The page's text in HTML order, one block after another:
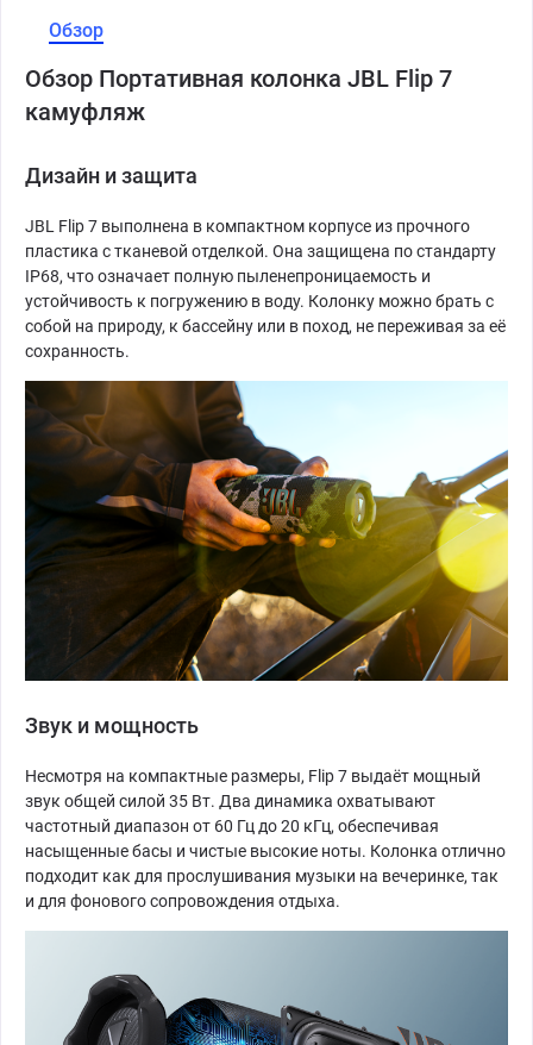
Обзор
Обзор Портативная колонка JBL Flip 7
камуфляж
Дизайн и защита
JBL Flip 7 выполнена в компактном корпусе из прочного
пластика с тканевой отделкой. Она защищена по стандарту
IP68, что означает полную пыленепроницаемость и
устойчивость к погружению в воду. Колонку можно брать с
собой на природу, к бассейну или в поход, не переживая за её
сохранность.
Звук и мощность
Несмотря на компактные размеры, Flip 7 выдаёт мощный
звук общей силой 35 Вт. Два динамика охватывают
частотный диапазон от 60 Гц до 20 кГц, обеспечивая
насыщенные басы и чистые высокие ноты. Колонка отлично
подходит как для прослушивания музыки на вечеринке, так
и для фонового сопровождения отдыха.